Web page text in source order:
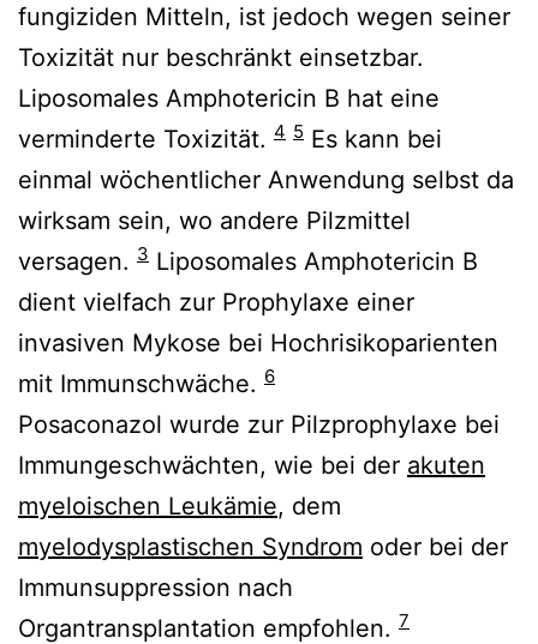
fungiziden Mitteln, ist jedoch wegen seiner
Toxizität nur beschränkt einsetzbar.
Liposomales Amphotericin B hat eine
verminderte Toxizität. 4 5 Es kann bei
einmal wöchentlicher Anwendung selbst da
wirksam sein, wo andere Pilzmittel
versagen. 3 Liposomales Amphotericin B
dient vielfach zur Prophylaxe einer
invasiven Mykose bei Hochrisikoparienten
mit Immunschwäche. 6
Posaconazol wurde zur Pilzprophylaxe bei
Immungeschwächten, wie bei der akuten
myeloischen Leukämie, dem
myelodysplastischen Syndrom oder bei der
Immunsuppression nach
Organtransplantation empfohlen. 7